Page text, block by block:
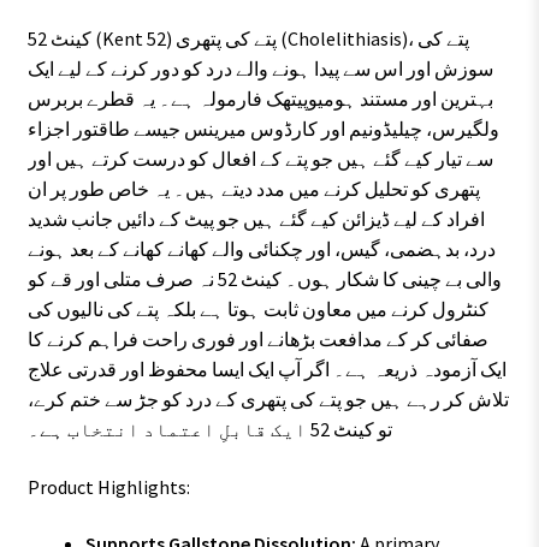
کینٹ 52 (Kent 52) پتے کی پتھری (Cholelithiasis)، پتے کی
سوزش اور اس سے پیدا ہونے والے درد کو دور کرنے کے لیے ایک
بہترین اور مستند ہومیوپیتھک فارمولہ ہے۔ یہ قطرے بربرس
ولگیرس، چیلیڈونیم اور کارڈوس میرینس جیسے طاقتور اجزاء
سے تیار کیے گئے ہیں جو پتے کے افعال کو درست کرتے ہیں اور
پتھری کو تحلیل کرنے میں مدد دیتے ہیں۔ یہ خاص طور پر ان
افراد کے لیے ڈیزائن کیے گئے ہیں جو پیٹ کے دائیں جانب شدید
درد، بدہضمی، گیس، اور چکنائی والے کھانے کھانے کے بعد ہونے
والی بے چینی کا شکار ہوں۔ کینٹ 52 نہ صرف متلی اور قے کو
کنٹرول کرنے میں معاون ثابت ہوتا ہے بلکہ پتے کی نالیوں کی
صفائی کر کے مدافعت بڑھانے اور فوری راحت فراہم کرنے کا
ایک آزمودہ ذریعہ ہے۔ اگر آپ ایک ایسا محفوظ اور قدرتی علاج
تلاش کر رہے ہیں جو پتے کی پتھری کے درد کو جڑ سے ختم کرے،
تو کینٹ 52 ایک قابلِ اعتماد انتخاب ہے۔
Product Highlights: